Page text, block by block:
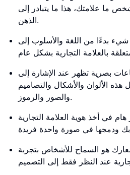
ما علامتك، هذا ما يتبادر إلى
الذهن.
بدءًا من اللغة والأسلوب إلى
بصرية تظهر عند الإشارة إلى
هذه الألوان والأشكال والتصاميم
والصور والرموز.
هام في أخذ هوية العلامة التجارية
هو السماح للأشخاص بتجربة